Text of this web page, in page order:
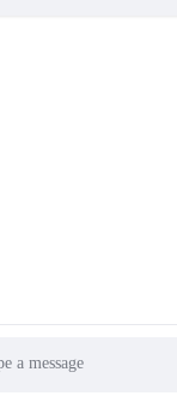
Rights Reserved.